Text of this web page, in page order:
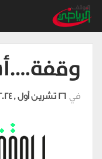
في 26 تشرين أول , 2024